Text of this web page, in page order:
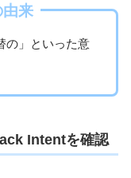
来
の」といった意
Intentを確認